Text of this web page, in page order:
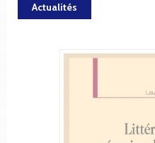
Actualités